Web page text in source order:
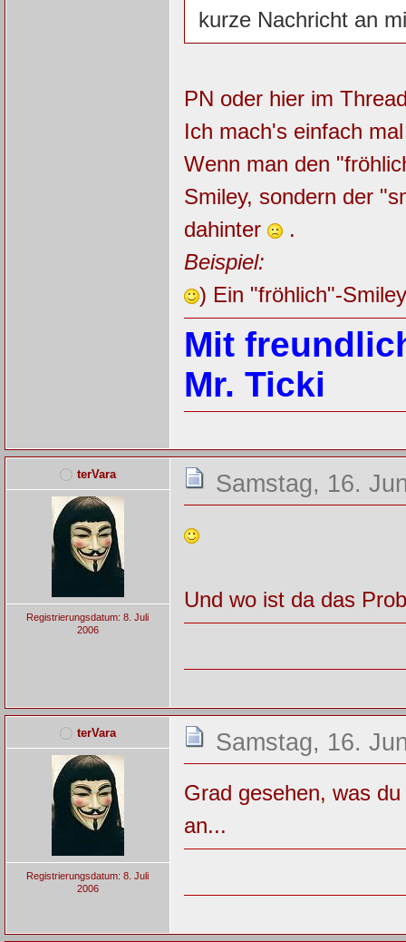
kurze Nachricht an
PN oder hier im
Ich mach's einfach
Wenn man den
Smiley, sondern der
dahinter
.
Beispiel:
) Ein "fröhlich"-
Mit
Mr. Ticki
terVara
Registrierungsdatum: 8. Juli
2006
Samstag, 16.
Und wo ist da das
terVara
Registrierungsdatum: 8. Juli
2006
Samstag, 16.
Grad gesehen, was
an...